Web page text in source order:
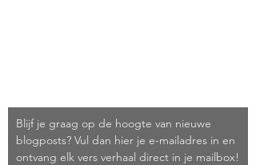
Blijf je graag op de hoogte van nieuwe
blogposts? Vul dan hier je e-mailadres in en
ontvang elk vers verhaal direct in je mailbox!